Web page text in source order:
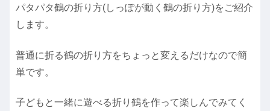
パタパタ鶴の折り方(しっぽが動く鶴の折り方)をご紹介
します。
普通に折る鶴の折り方をちょっと変えるだけなので簡
単です。
子どもと一緒に遊べる折り鶴を作って楽しんでみてく